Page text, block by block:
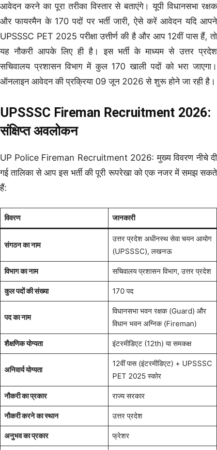
आवेदन करने का पूरा तरीका विस्तार से बताएंगे। यूपी विधानसभा रक्षक
और फायरमैन के 170 पदों पर भर्ती जारी, ऐसे करें आवेदन यदि आपने
UPSSSC PET 2025 परीक्षा उत्तीर्ण की है और आप 12वीं पास हैं, तो
यह नौकरी आपके लिए ही है। इस भर्ती के माध्यम से उत्तर प्रदेश
सचिवालय प्रशासन विभाग में कुल 170 खाली पदों को भरा जाएगा।
ऑनलाइन आवेदन की प्रक्रिया 09 जून 2026 से शुरू होने जा रही है।
UPSSSC Fireman Recruitment 2026:
संक्षिप्त अवलोकन
UP Police Fireman Recruitment 2026: मुख्य विवरण नीचे दी
गई तालिका से आप इस भर्ती की पूरी रूपरेखा को एक नजर में समझ सकते
हैं:
विवरण जानकारी
संगठन का नाम
उत्तर प्रदेश अधीनस्थ सेवा चयन आयोग
(UPSSSC), लखनऊ
विभाग का नाम सचिवालय प्रशासन विभाग, उत्तर प्रदेश
कुल पदों की संख्या 170 पद
पद का नाम
विधानसभा भवन रक्षक (Guard) और
विधान भवन अग्निक (Fireman)
शैक्षणिक योग्यता इंटरमीडिएट (12th) या समकक्ष
अनिवार्य योग्यता
12वीं पास (इंटरमीडिएट) + UPSSSC
PET 2025 स्कोर
नौकरी का प्रकार राज्य सरकार
नौकरी करने का स्थान उत्तर प्रदेश
अनुभव का प्रकार फ्रेशर